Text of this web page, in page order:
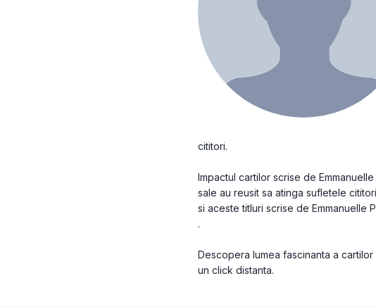
cititori.
Impactul cartilor scrise de
sale au reusit sa atinga sufletele
si aceste titluri scrise de Emmanuelle
.
Descopera lumea fascinanta a
un click distanta.